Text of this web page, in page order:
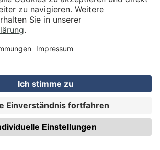
PREISE & BESTELLUNG
Holz mit Motiv Copy
ab9,65 €/Stck.
brutto inkl. DE-Versand